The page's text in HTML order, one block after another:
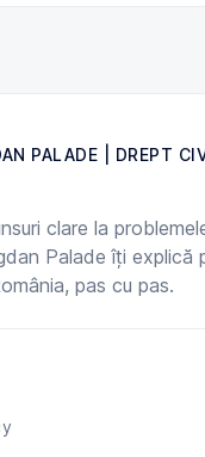
PALADE | DREPT
clare la
Palade îți explică
pas cu pas.